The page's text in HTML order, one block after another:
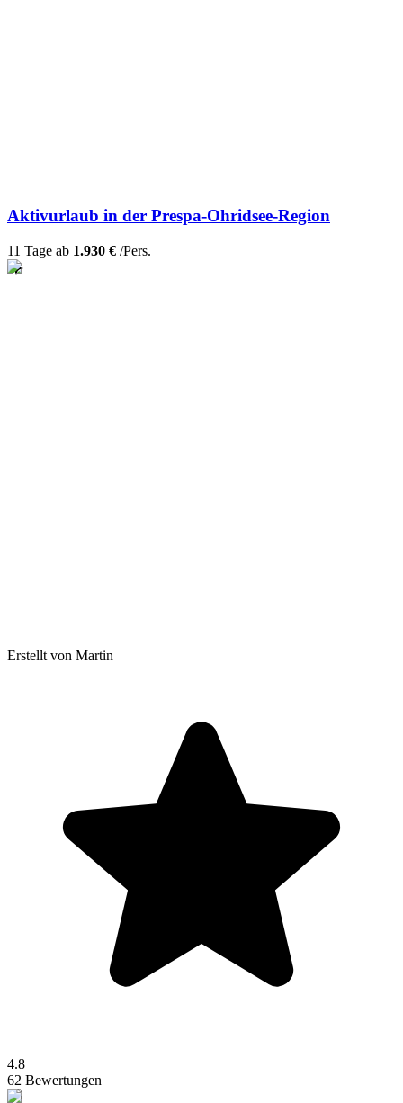
Aktivurlaub in der Prespa-Ohridsee-Region
11 Tage ab 1.930 € /Pers.
Erstellt von Martin
4.8
62 Bewertungen